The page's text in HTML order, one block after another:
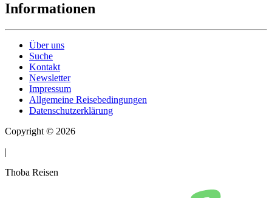
Informationen
Über uns
Suche
Kontakt
Newsletter
Impressum
Allgemeine Reisebedingungen
Datenschutzerklärung
Copyright © 2026
|
Thoba Reisen